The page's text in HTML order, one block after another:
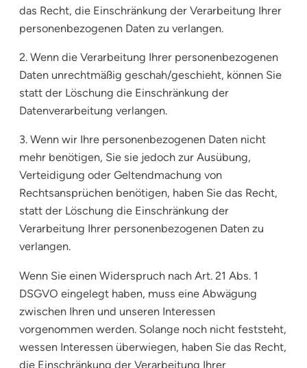
das Recht, die Einschränkung der Verarbeitung Ihrer
personenbezogenen Daten zu verlangen.
2. Wenn die Verarbeitung Ihrer personenbezogenen
Daten unrechtmäßig geschah/geschieht, können Sie
statt der Löschung die Einschränkung der
Datenverarbeitung verlangen.
3. Wenn wir Ihre personenbezogenen Daten nicht
mehr benötigen, Sie sie jedoch zur Ausübung,
Verteidigung oder Geltendmachung von
Rechtsansprüchen benötigen, haben Sie das Recht,
statt der Löschung die Einschränkung der
Verarbeitung Ihrer personenbezogenen Daten zu
verlangen.
Wenn Sie einen Widerspruch nach Art. 21 Abs. 1
DSGVO eingelegt haben, muss eine Abwägung
zwischen Ihren und unseren Interessen
vorgenommen werden. Solange noch nicht feststeht,
wessen Interessen überwiegen, haben Sie das Recht,
die Einschränkung der Verarbeitung Ihrer